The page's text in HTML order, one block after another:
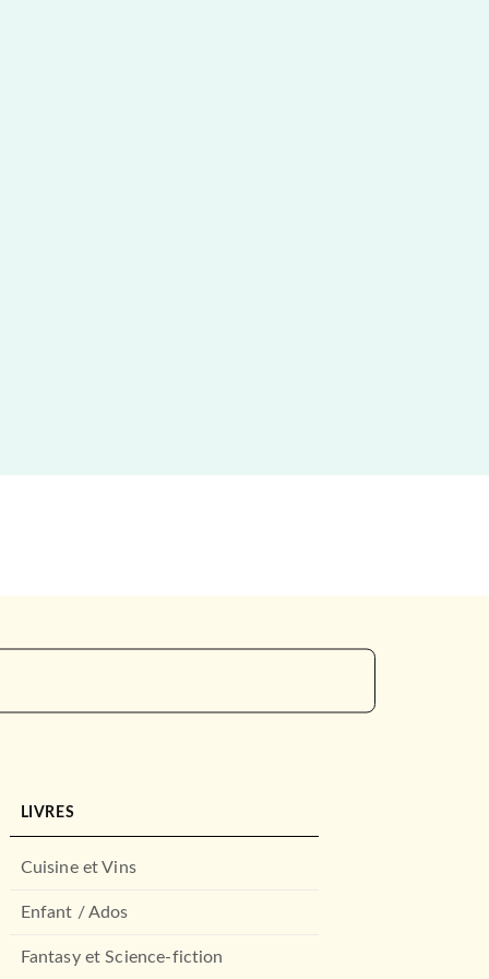
LIVRES
Cuisine et Vins
Enfant / Ados
Fantasy et Science-fiction